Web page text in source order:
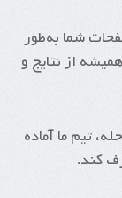
شما به‌طور
از نتایج و
تیم ما آماده
کند.